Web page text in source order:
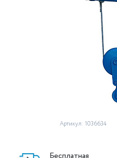
Артикул: 1036634
Бесплатная